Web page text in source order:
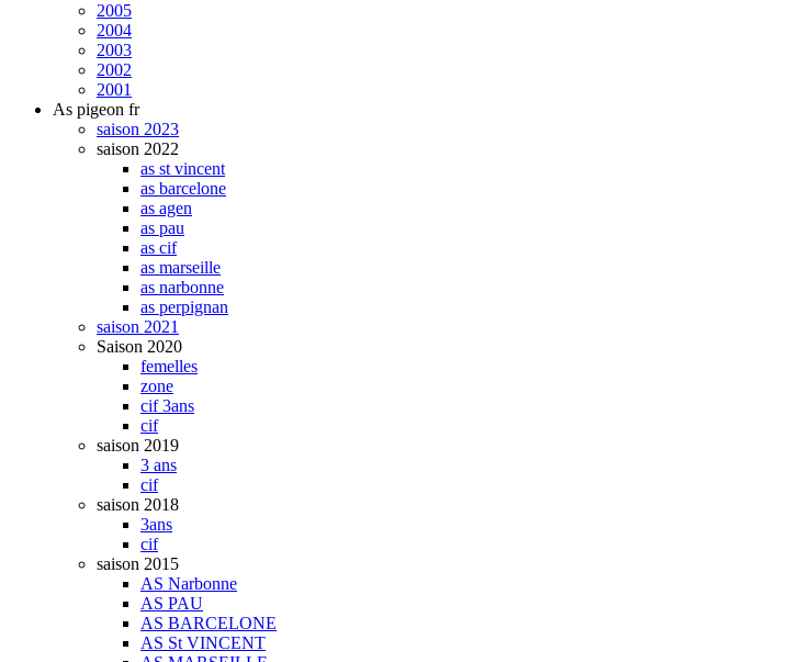
2005
2004
2003
2002
2001
As pigeon fr
saison 2023
saison 2022
as st vincent
as barcelone
as agen
as pau
as cif
as marseille
as narbonne
as perpignan
saison 2021
Saison 2020
femelles
zone
cif 3ans
cif
saison 2019
3 ans
cif
saison 2018
3ans
cif
saison 2015
AS Narbonne
AS PAU
AS BARCELONE
AS St VINCENT